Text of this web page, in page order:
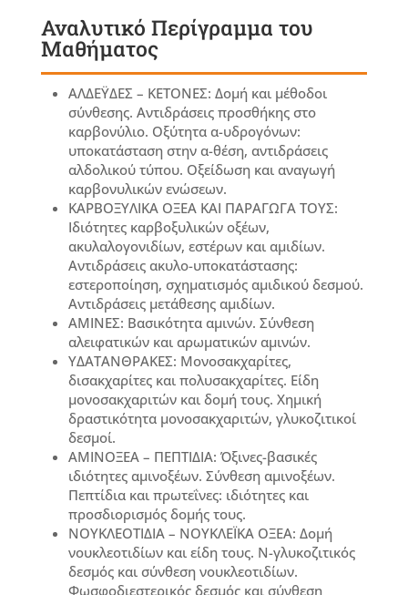
Αναλυτικό Περίγραμμα του
Μαθήματος
ΑΛΔΕΫΔΕΣ – ΚΕΤΟΝΕΣ: Δομή και μέθοδοι
σύνθεσης. Αντιδράσεις προσθήκης στο
καρβονύλιο. Οξύτητα α-υδρογόνων:
υποκατάσταση στην α-θέση, αντιδράσεις
αλδολικού τύπου. Οξείδωση και αναγωγή
καρβονυλικών ενώσεων.
ΚΑΡΒΟΞΥΛΙΚΑ ΟΞΕΑ ΚΑΙ ΠΑΡΑΓΩΓΑ ΤΟΥΣ:
Ιδιότητες καρβοξυλικών οξέων,
ακυλαλογονιδίων, εστέρων και αμιδίων.
Αντιδράσεις ακυλο-υποκατάστασης:
εστεροποίηση, σχηματισμός αμιδικού δεσμού.
Αντιδράσεις μετάθεσης αμιδίων.
ΑΜΙΝΕΣ: Βασικότητα αμινών. Σύνθεση
αλειφατικών και αρωματικών αμινών.
ΥΔΑΤΑΝΘΡΑΚΕΣ: Μονοσακχαρίτες,
δισακχαρίτες και πολυσακχαρίτες. Είδη
μονοσακχαριτών και δομή τους. Χημική
δραστικότητα μονοσακχαριτών, γλυκοζιτικοί
δεσμοί.
ΑΜΙΝΟΞΕΑ – ΠΕΠΤΙΔΙΑ: Όξινες-βασικές
ιδιότητες αμινοξέων. Σύνθεση αμινοξέων.
Πεπτίδια και πρωτεΐνες: ιδιότητες και
προσδιορισμός δομής τους.
ΝΟΥΚΛΕΟΤΙΔΙΑ – ΝΟΥΚΛΕΪΚΑ ΟΞΕΑ: Δομή
νουκλεοτιδίων και είδη τους. Ν-γλυκοζιτικός
δεσμός και σύνθεση νουκλεοτιδίων.
Φωσφοδιεστερικός δεσμός και σύνθεση